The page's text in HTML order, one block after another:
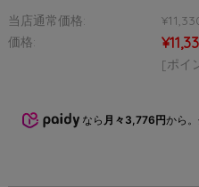
当店通常価格:
価格:
[ポイ
なら 月々3,776円から